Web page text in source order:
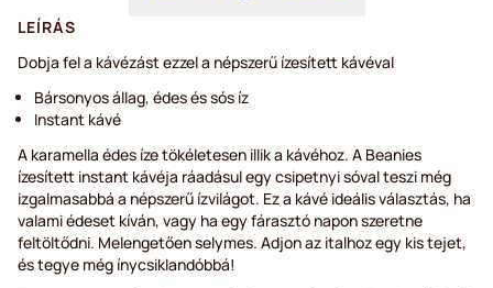
LEÍRÁS
Dobja fel a kávézást ezzel a népszerű ízesített kávéval
Bársonyos állag, édes és sós íz
Instant kávé
A karamella édes íze tökéletesen illik a kávéhoz. A Beanies
ízesített instant kávéja ráadásul egy csipetnyi sóval teszi még
izgalmasabbá a népszerű ízvilágot. Ez a kávé ideális választás, ha
valami édeset kíván, vagy ha egy fárasztó napon szeretne
feltöltődni. Melengetően selymes. Adjon az italhoz egy kis tejet,
és tegye még ínycsiklandóbbá!